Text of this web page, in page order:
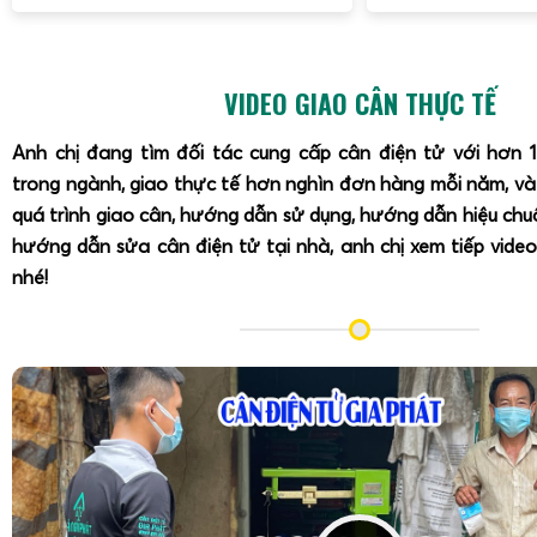
Cân điện tử cân bắt trái sầu riêng 30kg tại vườn và
VIDEO GIAO CÂN THỰC TẾ
Anh chị đang tìm đối tác cung cấp cân điện tử với hơn
trong ngành, giao thực tế hơn nghìn đơn hàng mỗi năm,
quá trình giao cân, hướng dẫn sử dụng, hướng dẫn hiệu
hướng dẫn sửa cân điện tử tại nhà, anh chị xem tiếp
nhé!